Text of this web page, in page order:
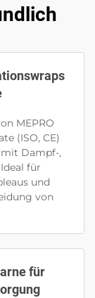
MEPRO
(ISO, CE)
Dampf-,
für
und
von
für